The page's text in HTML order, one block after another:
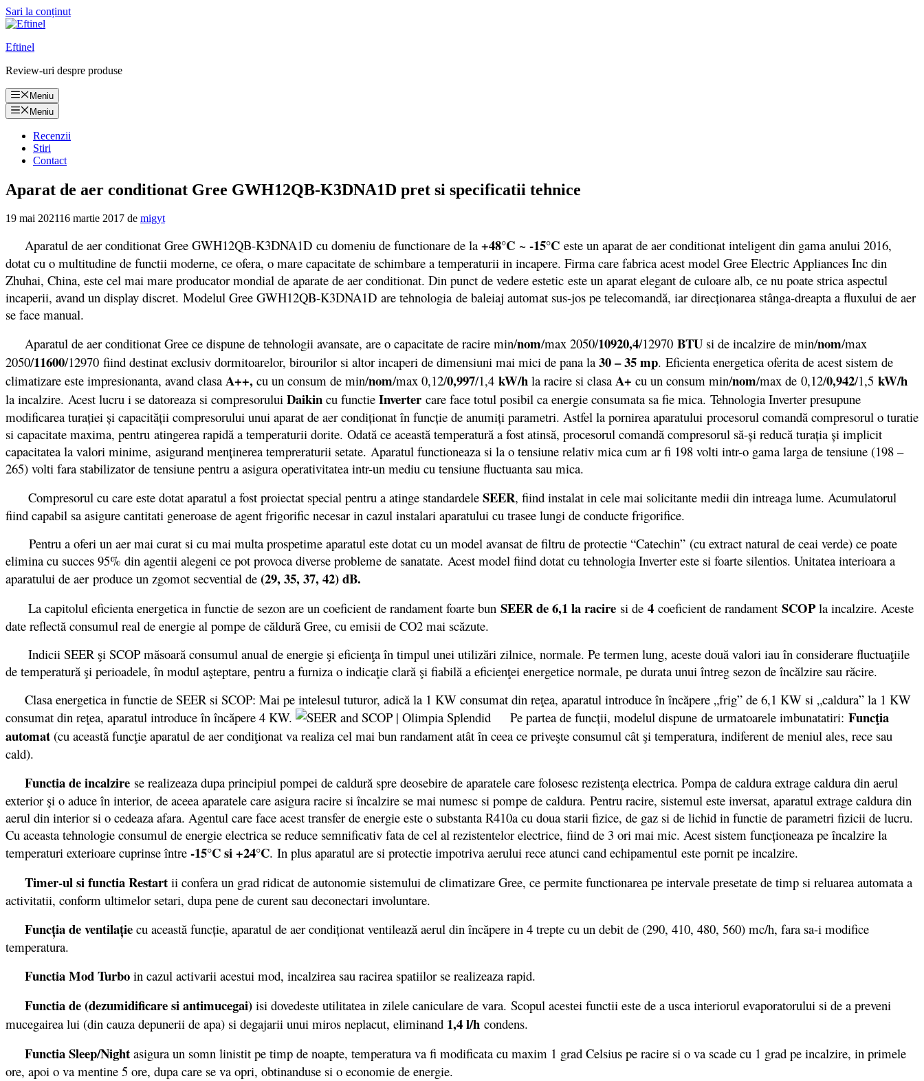
Sari la conținut
Eftinel
Review-uri despre produse
Meniu
Meniu
Recenzii
Stiri
Contact
Aparat de aer conditionat Gree GWH12QB-K3DNA1D pret si specificatii tehnice
19 mai 202116 martie 2017 de migyt
Aparatul de aer conditionat Gree GWH12QB-K3DNA1D cu domeniu de functionare de la +48°C ~ -15°C este un aparat de aer conditionat inteligent din gama anului 2016,
dotat cu o multitudine de functii moderne, ce ofera, o mare capacitate de schimbare a temperaturii in incapere. Firma care fabrica acest model Gree Electric Appliances Inc din
Zhuhai, China, este cel mai mare producator mondial de aparate de aer conditionat. Din punct de vedere estetic este un aparat elegant de culoare alb, ce nu poate strica aspectul
incaperii, avand un display discret. Modelul Gree GWH12QB-K3DNA1D are tehnologia de baleiaj automat sus-jos pe telecomandă, iar direcționarea stânga-dreapta a fluxului de aer
se face manual.
Aparatul de aer conditionat Gree ce dispune de tehnologii avansate, are o capacitate de racire min/nom/max 2050/10920,4/12970 BTU si de incalzire de min/nom/max
2050/11600/12970 fiind destinat exclusiv dormitoarelor, birourilor si altor incaperi de dimensiuni mai mici de pana la 30 – 35 mp. Eficienta energetica oferita de acest sistem de
climatizare este impresionanta, avand clasa A++, cu un consum de min/nom/max 0,12/0,997/1,4 kW/h la racire si clasa A+ cu un consum min/nom/max de 0,12/0,942/1,5 kW/h
la incalzire. Acest lucru i se datoreaza si compresorului Daikin cu functie Inverter care face totul posibil ca energie consumata sa fie mica. Tehnologia Inverter presupune
modificarea turației și capacității compresorului unui aparat de aer condiționat în funcție de anumiți parametri. Astfel la pornirea aparatului procesorul comandă compresorul o turatie
si capacitate maxima, pentru atingerea rapidă a temperaturii dorite. Odată ce această temperatură a fost atinsă, procesorul comandă compresorul să-și reducă turația și implicit
capacitatea la valori minime, asigurand menținerea tempreraturii setate. Aparatul functioneaza si la o tensiune relativ mica cum ar fi 198 volti intr-o gama larga de tensiune (198 –
265) volti fara stabilizator de tensiune pentru a asigura operativitatea intr-un mediu cu tensiune fluctuanta sau mica.
Compresorul cu care este dotat aparatul a fost proiectat special pentru a atinge standardele SEER, fiind instalat in cele mai solicitante medii din intreaga lume. Acumulatorul
fiind capabil sa asigure cantitati generoase de agent frigorific necesar in cazul instalari aparatului cu trasee lungi de conducte frigorifice.
Pentru a oferi un aer mai curat si cu mai multa prospetime aparatul este dotat cu un model avansat de filtru de protectie “Catechin” (cu extract natural de ceai verde) ce poate
elimina cu succes 95% din agentii alegeni ce pot provoca diverse probleme de sanatate. Acest model fiind dotat cu tehnologia Inverter este si foarte silentios. Unitatea interioara a
aparatului de aer produce un zgomot secvential de (29, 35, 37, 42) dB.
La capitolul eficienta energetica in functie de sezon are un coeficient de randament foarte bun SEER de 6,1 la racire si de 4 coeficient de randament SCOPla incalzire. Aceste
date reflectă consumul real de energie al pompe de căldură Gree, cu emisii de CO2 mai scăzute.
Indicii SEER şi SCOP măsoară consumul anual de energie şi eficienţa în timpul unei utilizări zilnice, normale. Pe termen lung, aceste două valori iau în considerare fluctuaţiile
de temperatură şi perioadele, în modul aşteptare, pentru a furniza o indicaţie clară şi fiabilă a eficienţei energetice normale, pe durata unui întreg sezon de încălzire sau răcire.
Clasa energetica in functie de SEER si SCOP: Mai pe intelesul tuturor, adică la 1 KW consumat din reţea, aparatul introduce în încăpere „frig” de 6,1 KW si „caldura” la 1 KW
consumat din reţea, aparatul introduce în încăpere 4 KW.
Pe partea de funcții, modelul dispune de urmatoarele imbunatatiri: Funcţia
automat (cu această funcţie aparatul de aer condiţionat va realiza cel mai bun randament atât în ceea ce priveşte consumul cât şi temperatura, indiferent de meniul ales, rece sau
cald).
Functia de incalzire se realizeaza dupa principiul pompei de caldură spre deosebire de aparatele care folosesc rezistenţa electrica. Pompa de caldura extrage caldura din aerul
exterior şi o aduce în interior, de aceea aparatele care asigura racire si încalzire se mai numesc si pompe de caldura. Pentru racire, sistemul este inversat, aparatul extrage caldura din
aerul din interior si o cedeaza afara. Agentul care face acest transfer de energie este o substanta R410a cu doua starii fizice, de gaz si de lichid in functie de parametri fizicii de lucru.
Cu aceasta tehnologie consumul de energie electrica se reduce semnificativ fata de cel al rezistentelor electrice, fiind de 3 ori mai mic. Acest sistem funcționeaza pe încalzire la
temperaturi exterioare cuprinse între -15°C si +24°C. In plus aparatul are si protectie impotriva aerului rece atunci cand echipamentul este pornit pe incalzire.
Timer-ul si functia Restart ii confera un grad ridicat de autonomie sistemului de climatizare Gree, ce permite functionarea pe intervale presetate de timp si reluarea automata a
activitatii, conform ultimelor setari, dupa pene de curent sau deconectari involuntare.
Funcţia de ventilaţie cu această funcţie, aparatul de aer condiţionat ventilează aerul din încăpere in 4 trepte cu un debit de (290, 410, 480, 560) mc/h, fara sa-i modifice
temperatura.
Functia Mod Turbo in cazul activarii acestui mod, incalzirea sau racirea spatiilor se realizeaza rapid.
Functia de (dezumidificare si antimucegai) isi dovedeste utilitatea in zilele caniculare de vara. Scopul acestei functii este de a usca interiorul evaporatorului si de a preveni
mucegairea lui (din cauza depunerii de apa) si degajarii unui miros neplacut, eliminand 1,4 l/h condens.
Functia Sleep/Night asigura un somn linistit pe timp de noapte, temperatura va fi modificata cu maxim 1 grad Celsius pe racire si o va scade cu 1 grad pe incalzire, in primele
ore, apoi o va mentine 5 ore, dupa care se va opri, obtinanduse si o economie de energie.